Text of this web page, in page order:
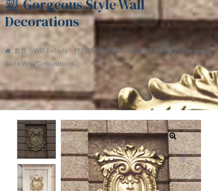
塑-Gorgeous Style Wall
Decorations
首頁 Will Reliefs
*預購*BFA-0037-華麗牆壁裝飾雕塑-Gorgeous
Style Wall Decorations